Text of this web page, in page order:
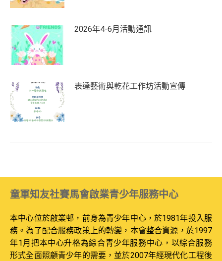
2026年4-6月活動通訊
表達藝術與乾花工作坊活動宣傳
童軍知友社賽馬會啟業青少年服務中心
本中心位於啟業邨，前身為青少年中心，於1981年投入服
務。為了配合服務政策上的轉變，本會整合資源，於1997
年1月把本中心升格為綜合青少年服務中心，以綜合服務
形式全面照顧青少年的需要，並於2007年經現代化工程後